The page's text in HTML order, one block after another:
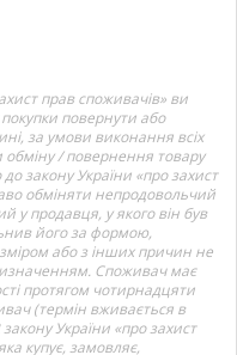
прав споживачів» ви
повернути або
за умови виконання всіх
/ повернення товару
до закону України «про захист
обміняти непродовольчий
у продавця, у якого він був
його за формою,
або з інших причин не
Споживач має
протягом чотирнадцяти
(термін вживається в
закону України «про захист
купує, замовляє,